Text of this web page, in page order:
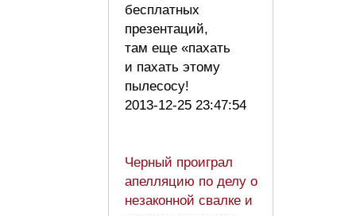
бесплатных
презентаций,
там еще «пахать
и пахать этому
пылесосу!
2013-12-25 23:47:54
Черный проиграл
апелляцию по делу о
незаконной свалке и